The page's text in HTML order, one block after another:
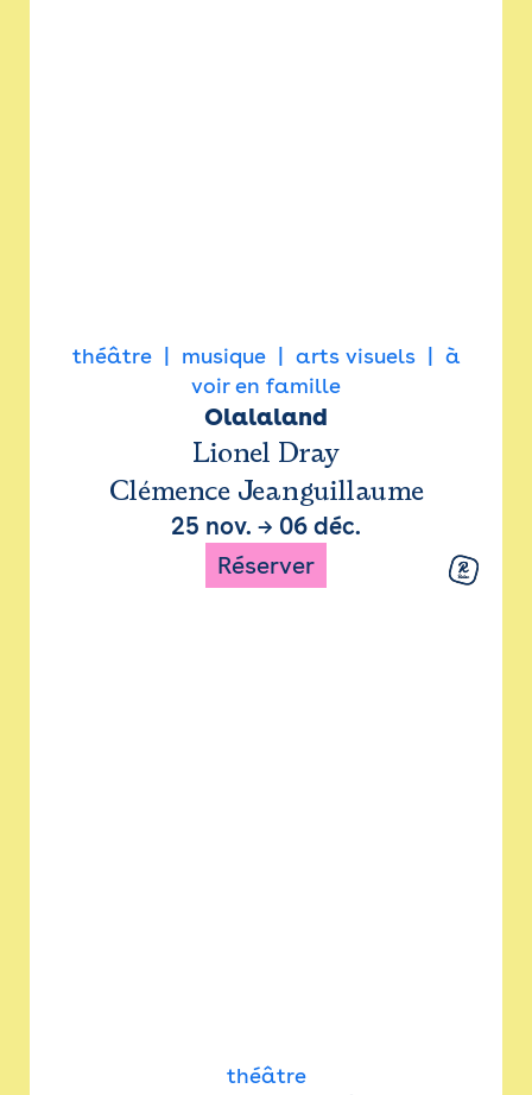
théâtre musique arts visuels
à
voir en famille
Olalaland
Lionel Dray
Clémence Jeanguillaume
25 nov. → 06 déc.
Réserver
théâtre